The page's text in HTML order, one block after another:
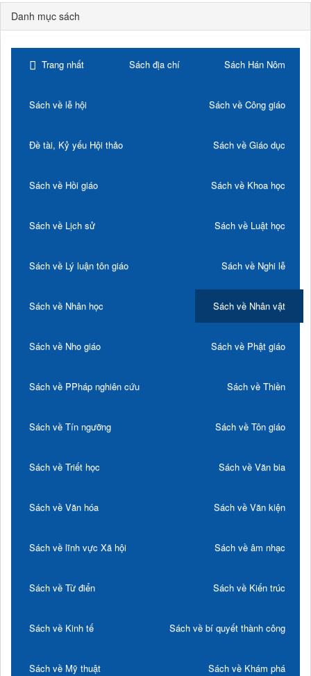
Danh mục sách
Trang nhất Sách địa chí Sách Hán Nôm
Sách về lễ hội Sách về Công giáo
Đề tài, Kỷ yếu Hội thảo Sách về Giáo dục
Sách về Hồi giáo Sách về Khoa học
Sách về Lịch sử Sách về Luật học
Sách về Lý luận tôn giáo Sách về Nghi lễ
Sách về Nhân học Sách về Nhân vật
Sách về Nho giáo Sách về Phật giáo
Sách về PPháp nghiên cứu Sách về Thiền
Sách về Tín ngưỡng Sách về Tôn giáo
Sách về Triết học Sách về Văn bia
Sách về Văn hóa Sách về Văn kiện
Sách về lĩnh vực Xã hội Sách về âm nhạc
Sách về Từ điển Sách về Kiến trúc
Sách về Kinh tế Sách về bí quyết thành công
Sách về Mỹ thuật Sách về Khám phá